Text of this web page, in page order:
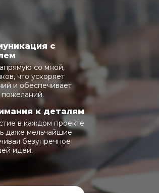
с
со мной,
что ускоряет
и обеспечивает
пожеланий.
к деталям
в каждом проекте
даже мельчайшие
безупречное
идеи.